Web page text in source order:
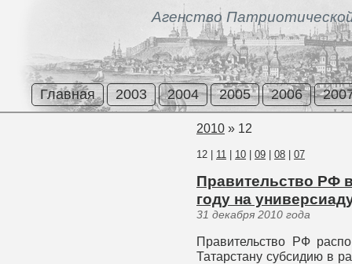
Агенство
Главная 2003 2004 2005 2006
2010 » 12
12 11 10 09 08 07
Правительство РФ
году на
31 декабря 2010 года
Правительство РФ
Татарстану субсидию в